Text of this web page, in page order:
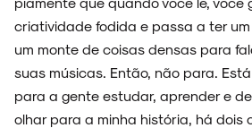
criatividade fodida e passa a ter
um monte de coisas densas para
suas músicas. Então, não para.
para a gente estudar, aprender e
olhar para a minha história, há dois